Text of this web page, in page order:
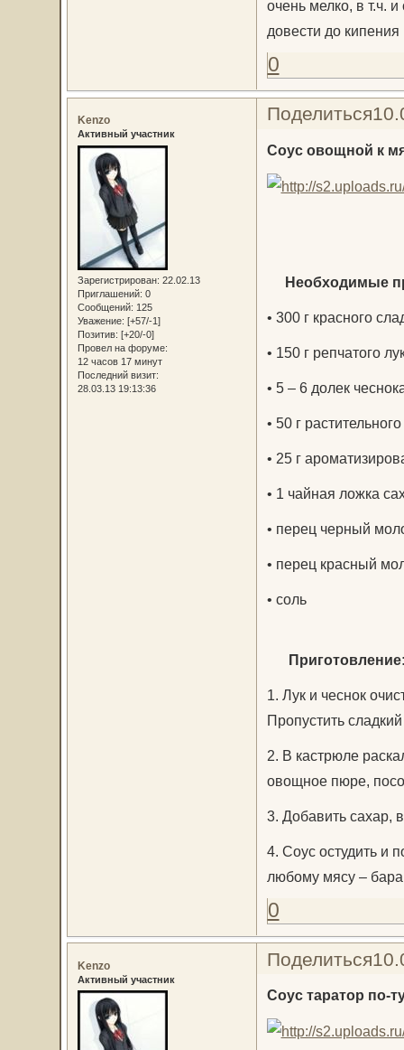
очень мелко, в т.ч.
довести до
0
Поделиться
Kenzo
Активный участник
Зарегистрирован: 22.02.13
Приглашений: 0
Сообщений: 125
Уважение: [+57/-1]
Позитив: [+20/-0]
Провел на форуме:
12 часов 17 минут
Последний визит:
28.03.13 19:13:36
Соус овощной к
Необходимые
• 300 г красного
• 150 г репчатого
• 5 – 6 долек
• 50 г
• 25 г
• 1 чайная ложка
• перец черный
• перец красный
• соль
1. Лук и чеснок
Пропустить
2. В кастрюле
овощное пюре,
3. Добавить сахар,
4. Соус остудить и
любому мясу –
0
Поделиться
Kenzo
Активный участник
Соус таратор по-